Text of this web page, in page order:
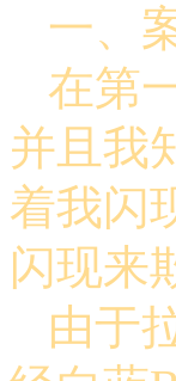
一、
在第
并且我
着我闪
闪现来
由于